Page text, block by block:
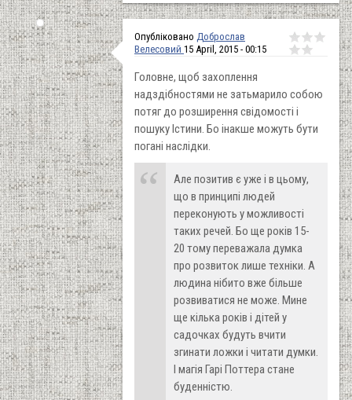
Опубліковано Доброслав
Велесовий 15 April, 2015 - 00:15
Головне, щоб захоплення
надздібностями не затьмарило собою
потяг до розширення свідомості і
пошуку Істини. Бо інакше можуть бути
погані наслідки.
Але позитив є уже і в цьому,
що в принципі людей
переконують у можливості
таких речей. Бо ще років 15-
20 тому переважала думка
про розвиток лише техніки. А
людина нібито вже більше
розвиватися не може. Мине
ще кілька років і дітей у
садочках будуть вчити
згинати ложки і читати думки.
І магія Гарі Поттера стане
буденністю.